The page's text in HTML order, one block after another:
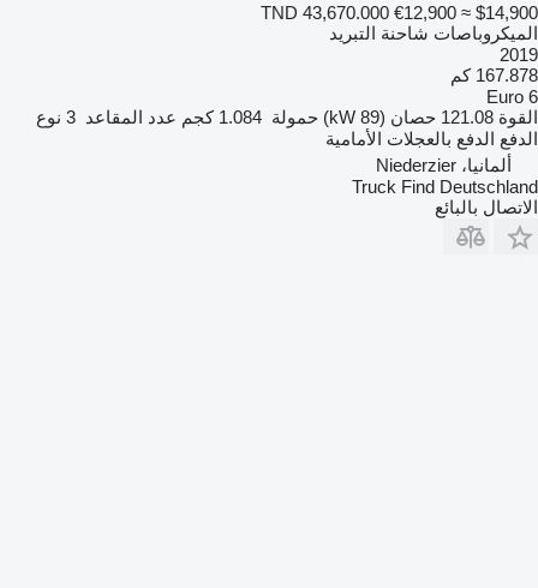
TND 43,670.000 €12,900 ≈ $14,900
الميكروباصات شاحنة التبريد
2019
167.878 كم
Euro 6
القوة 121.08 حصان (89 kW) حمولة 1.084 كجم عدد المقاعد 3 نوع
الدفع الدفع بالعجلات الأمامية
ألمانيا، Niederzier
Truck Find Deutschland
الاتصال بالبائع